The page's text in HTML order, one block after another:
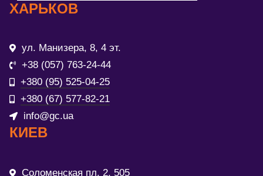
ХАРЬКОВ
ул. Манизера, 8, 4 эт.
+38 (057) 763-24-44
+380 (95) 525-04-25
+380 (67) 577-82-21
info@gc.ua
КИЕВ
Соломенская пл. 2, 505